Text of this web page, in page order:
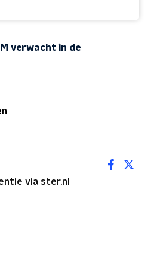
verwacht in de
via ster.nl